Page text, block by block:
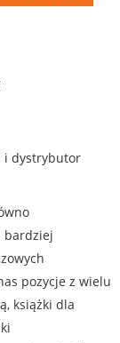
i dystrybutor
bardziej
pozycje z wielu
książki dla